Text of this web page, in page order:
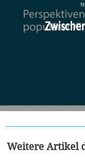
Weitere Artikel